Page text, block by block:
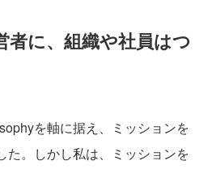
者に、組織や社員はつ
を軸に据え、ミッションを
た。しかし私は、ミッションを